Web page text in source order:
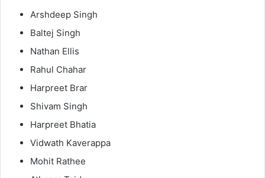
Arshdeep Singh
Baltej Singh
Nathan Ellis
Rahul Chahar
Harpreet Brar
Shivam Singh
Harpreet Bhatia
Vidwath Kaverappa
Mohit Rathee